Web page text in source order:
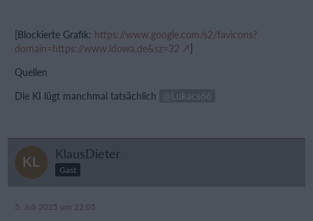
[Blockierte Grafik: https://www.google.com/s2/favicons?
domain=https://www.idowa.de&sz=32
]
Quellen
Die KI lügt manchmal tatsächlich
Lukacs66
KlausDieter
Gast
5. Juli 2025 um 22:05